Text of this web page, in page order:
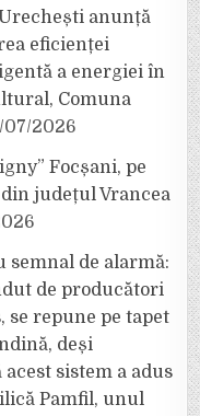
anunță
eficienței
a energiei în
Comuna
07/2026
Focșani, pe
județul Vrancea
de alarmă:
de producători
se repune pe tapet
deși
sistem a adus
Pamfil, unul